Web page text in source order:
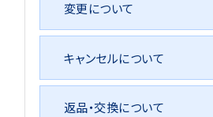
変更について
キャンセルについて
返品・交換について